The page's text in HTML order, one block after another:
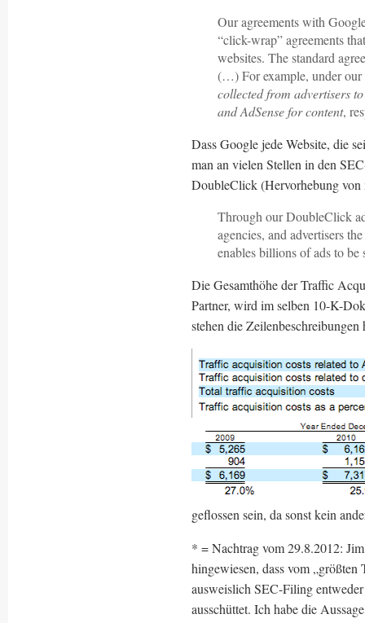
Our agreements with
“click-wrap” agreements
websites. The standard
(…) For example, under our
collected from advertisers
and AdSense for content,
Dass Google jede Website, die
man an vielen Stellen in den
DoubleClick (Hervorhebung von
Through our DoubleClick
agencies, and advertisers
enables billions of ads to be
Die Gesamthöhe der Traffic
Partner, wird im selben 10-K-
stehen die
geflossen sein, da sonst kein
* = Nachtrag vom 29.8.2012:
hingewiesen, dass vom
ausweislich SEC-Filing
ausschüttet. Ich habe die